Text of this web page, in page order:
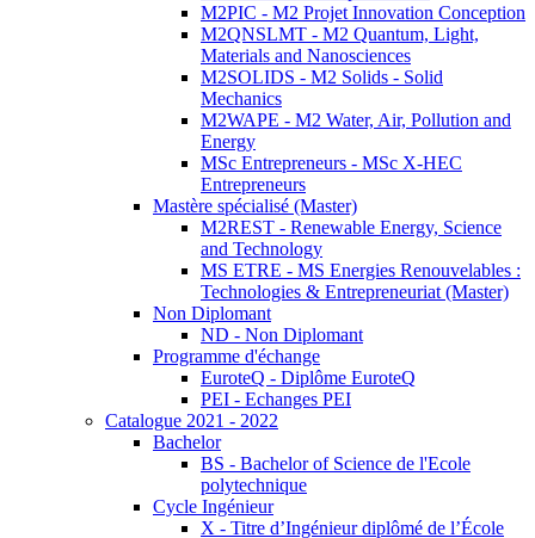
M2PIC - M2 Projet Innovation Conception
M2QNSLMT - M2 Quantum, Light,
Materials and Nanosciences
M2SOLIDS - M2 Solids - Solid
Mechanics
M2WAPE - M2 Water, Air, Pollution and
Energy
MSc Entrepreneurs - MSc X-HEC
Entrepreneurs
Mastère spécialisé (Master)
M2REST - Renewable Energy, Science
and Technology
MS ETRE - MS Energies Renouvelables :
Technologies & Entrepreneuriat (Master)
Non Diplomant
ND - Non Diplomant
Programme d'échange
EuroteQ - Diplôme EuroteQ
PEI - Echanges PEI
Catalogue 2021 - 2022
Bachelor
BS - Bachelor of Science de l'Ecole
polytechnique
Cycle Ingénieur
X - Titre d’Ingénieur diplômé de l’École